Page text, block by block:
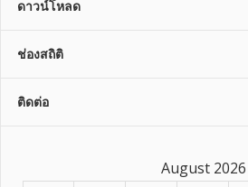
ดาวน์โหลด
ช่องสถิติ
ติดต่อ
August 2026